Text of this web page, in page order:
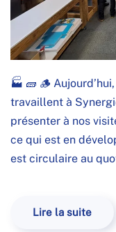
🏭 🧱 🪵
travaillent à
présenter à nos
ce qui est en
est circulaire au
Lire la suite